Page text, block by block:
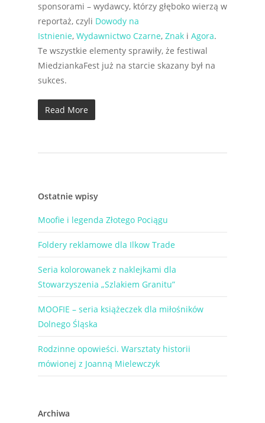
sponsorami – wydawcy, którzy głęboko wierzą w
reportaż, czyli Dowody na
Istnienie, Wydawnictwo Czarne, Znak i Agora.
Te wszystkie elementy sprawiły, że festiwal
MiedziankaFest już na starcie skazany był na
sukces.
Read More
Ostatnie wpisy
Moofie i legenda Złotego Pociągu
Foldery reklamowe dla Ilkow Trade
Seria kolorowanek z naklejkami dla
Stowarzyszenia „Szlakiem Granitu”
MOOFIE – seria książeczek dla miłośników
Dolnego Śląska
Rodzinne opowieści. Warsztaty historii
mówionej z Joanną Mielewczyk
Archiwa